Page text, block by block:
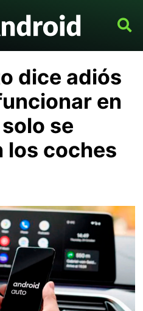
dice adiós
en
se
los coches